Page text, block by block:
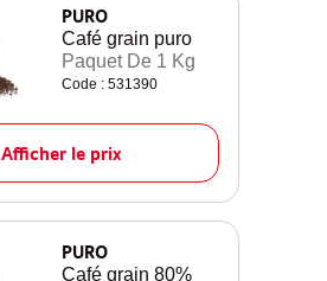
PURO
Café grain puro
Paquet De 1 Kg
Code : 531390
Afficher le prix
PURO
Café grain 80%